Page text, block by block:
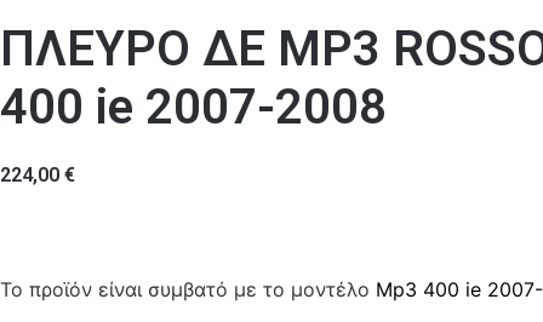
ΠΛΕΥΡΟ ΔΕ MP3
400 ie 2007-2008
224,00 €
Το προϊόν είναι συμβατό με το μοντέλο Mp3 400 ie